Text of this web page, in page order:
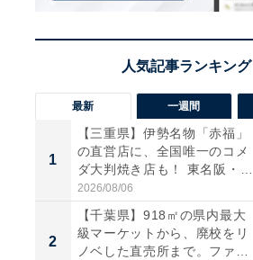
最新 一週間
1
【三重県】伊勢名物「赤福」
の直営店に、全国唯一のコメ
ダ大判焼き店も！ 東名阪・
伊...
2026/08/06
2
【千葉県】918㎡の県内最大
級マーケットから、廃校をリ
ノベした直売所まで。ファ